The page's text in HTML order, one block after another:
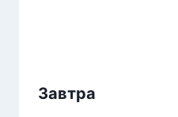
Завтра